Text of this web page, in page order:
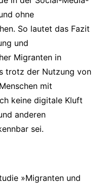
ohne
So lautet das Fazit
und
Migranten in
trotz der Nutzung von
mit
keine digitale Kluft
anderen
sei.
»Migranten und